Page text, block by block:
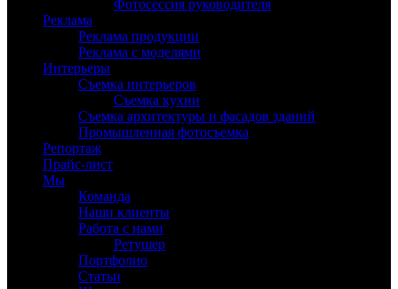
Фотосессия руководителя
Реклама
Реклама продукции
Реклама с моделями
Интерьеры
Съемка интерьеров
Съемка кухни
Съемка архитектуры и фасадов зданий
Промышленная фотосъемка
Репортаж
Прайс-лист
Мы
Команда
Наши клиенты
Работа с нами
Ретушер
Портфолио
Статьи